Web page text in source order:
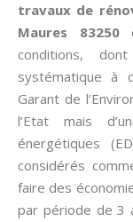
travaux de
Maures 83250
conditions,
systématique à
Garant de
l’Etat mais
énergétiques
considérés
faire des
par période de 3